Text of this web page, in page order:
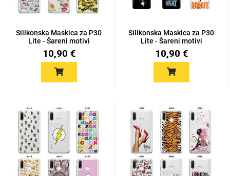
Silikonska Maskica za P30
Lite - Šareni motivi
10,90 €
Silikonska Maskica za P30
Lite - Šareni motivi
10,90 €